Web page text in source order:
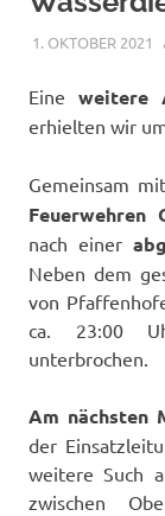
1. OKTOBER 2021
Eine weitere
erhielten wir
Gemeinsam
Feuerwehren
nach einer
Neben dem
von
ca. 23:00
unterbrochen.
Am nächsten
der
weitere Such
zwischen